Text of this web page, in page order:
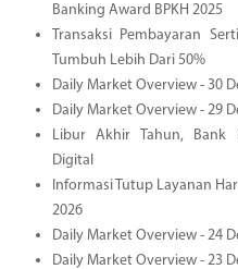
Banking Award BPKH 2025
Transaksi Pembayaran
Tumbuh Lebih Dari 50%
Daily Market Overview - 30
Daily Market Overview - 29
Libur Akhir Tahun, Bank
Digital
Informasi Tutup Layanan
2026
Daily Market Overview - 24
Daily Market Overview - 23